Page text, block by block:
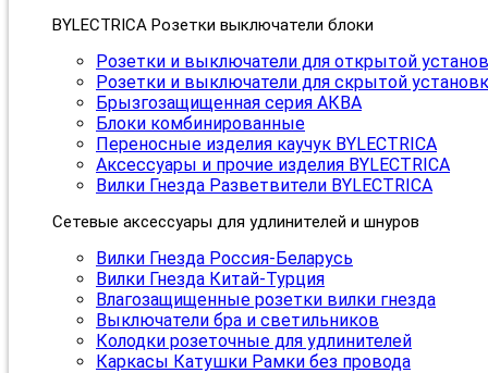
BYLECTRICA Розетки выключатели блоки
Розетки и выключатели для открытой
Розетки и выключатели для скрытой
Брызгозащищенная серия АКВА
Блоки комбинированные
Переносные изделия каучук BYLECTRICA
Аксессуары и прочие изделия BYLECTRICA
Вилки Гнезда Разветвители BYLECTRICA
Сетевые аксессуары для удлинителей и шнуров
Вилки Гнезда Россия-Беларусь
Вилки Гнезда Китай-Турция
Влагозащищенные розетки вилки гнезда
Выключатели бра и светильников
Колодки розеточные для удлинителей
Каркасы Катушки Рамки без провода